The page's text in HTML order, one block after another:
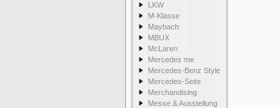
LKW
M-Klasse
Maybach
MBUX
McLaren
Mercedes me
Mercedes-Benz Style
Mercedes-Seite
Merchandising
Messe & Ausstellung